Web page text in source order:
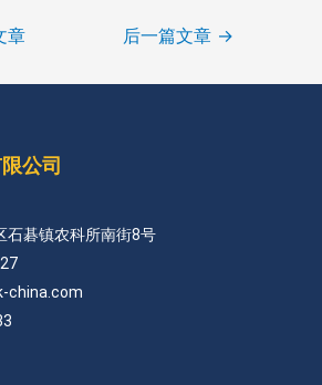
章 后一篇文章 →
公司
石碁镇农科所南街8号
china.com